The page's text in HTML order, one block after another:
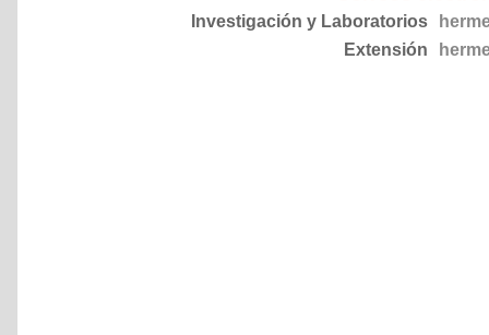
Investigación y Laboratorios
Extensión